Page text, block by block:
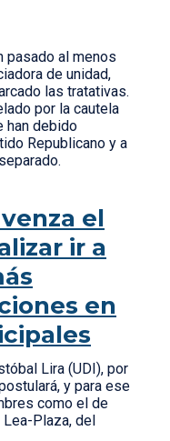
pasado al menos
de unidad,
las tratativas.
por la cautela
han debido
Republicano y a
el
ir a
en
Lira (UDI), por
y para ese
como el de
Plaza, del